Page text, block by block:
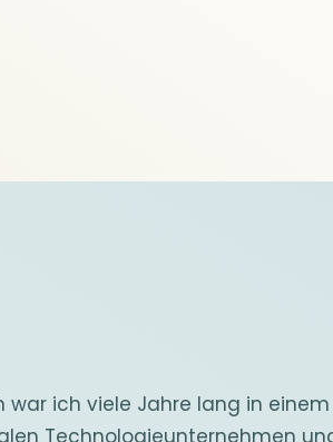
ich viele Jahre lang in
Technologieunternehmen